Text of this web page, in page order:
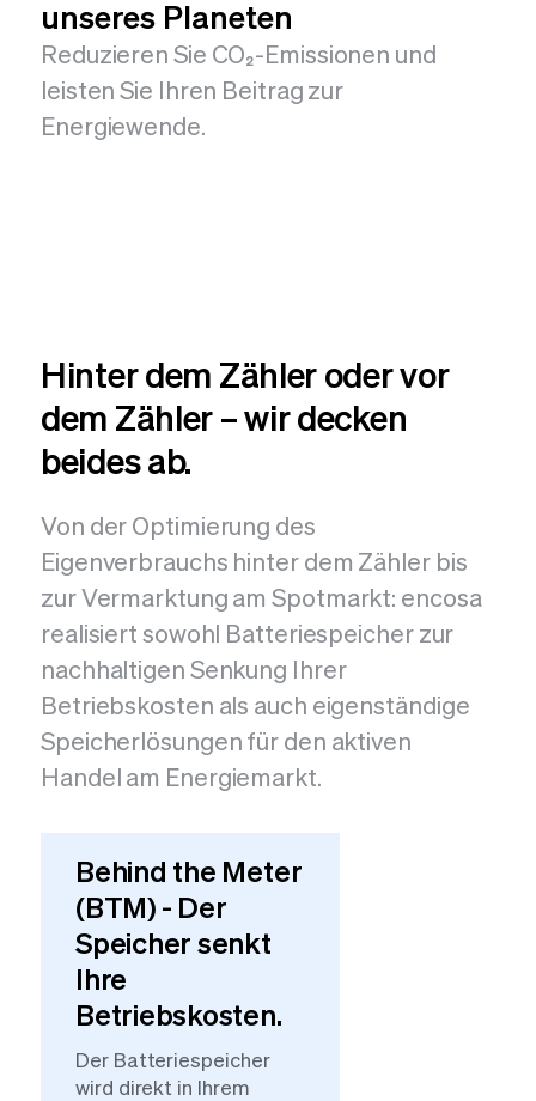
unseres Planeten
Reduzieren Sie CO₂-Emissionen und
leisten Sie Ihren Beitrag zur
Energiewende.
Hinter dem Zähler oder vor
dem Zähler – wir decken
beides ab.
Von der Optimierung des
Eigenverbrauchs hinter dem Zähler bis
zur Vermarktung am Spotmarkt: encosa
realisiert sowohl Batteriespeicher zur
nachhaltigen Senkung Ihrer
Betriebskosten als auch eigenständige
Speicherlösungen für den aktiven
Handel am Energiemarkt.
Behind the Meter
(BTM) - Der
Speicher senkt
Ihre
Betriebskosten.
Der Batteriespeicher
wird direkt in Ihrem